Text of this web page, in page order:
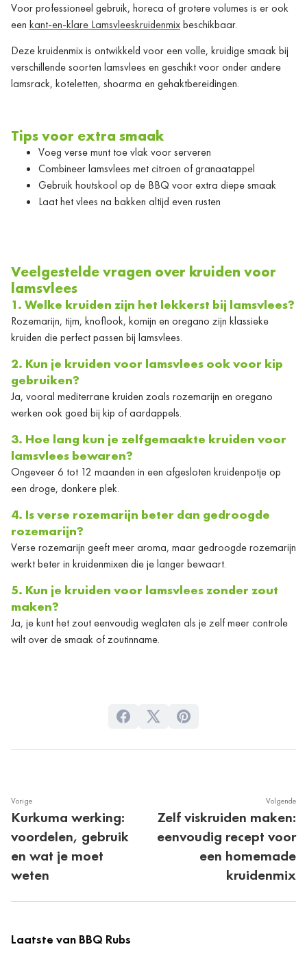
Voor professioneel gebruik, horeca of grotere volumes is er ook
een kant-en-klare Lamsvleeskruidenmixbeschikbaar.
Deze kruidenmix is ontwikkeld voor een volle, kruidige smaak bij
verschillende soorten lamsvlees en geschikt voor onder andere
lamsrack, koteletten, shoarma en gehaktbereidingen.
Tips voor extra smaak
Voeg verse munt toe vlak voor serveren
Combineer lamsvlees met citroen of granaatappel
Gebruik houtskool op de BBQ voor extra diepe smaak
Laat het vlees na bakken altijd even rusten
Veelgestelde vragen over kruiden voor
lamsvlees
1. Welke kruiden zijn het lekkerst bij lamsvlees?
Rozemarijn, tijm, knoflook, komijn en oregano zijn klassieke
kruiden die perfect passen bij lamsvlees.
2. Kun je kruiden voor lamsvlees ook voor kip
gebruiken?
Ja, vooral mediterrane kruiden zoals rozemarijn en oregano
werken ook goed bij kip of aardappels.
3. Hoe lang kun je zelfgemaakte kruiden voor
lamsvlees bewaren?
Ongeveer 6 tot 12 maanden in een afgesloten kruidenpotje op
een droge, donkere plek.
4. Is verse rozemarijn beter dan gedroogde
rozemarijn?
Verse rozemarijn geeft meer aroma, maar gedroogde rozemarijn
werkt beter in kruidenmixen die je langer bewaart.
5. Kun je kruiden voor lamsvlees zonder zout
maken?
Ja, je kunt het zout eenvoudig weglaten als je zelf meer controle
wilt over de smaak of zoutinname.
Vorige
Kurkuma werking:
voordelen, gebruik
en wat je moet
weten
Volgende
Zelf viskruiden maken:
eenvoudig recept voor
een homemade
kruidenmix
Laatste van BBQ Rubs